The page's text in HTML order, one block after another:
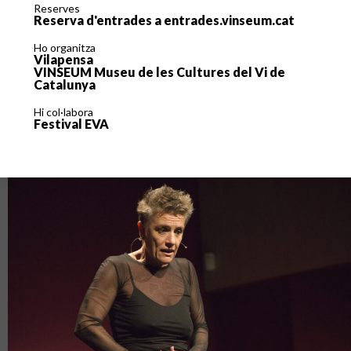
Reserves
Reserva d'entrades a entrades.vinseum.cat
Ho organitza
Vilapensa
VINSEUM Museu de les Cultures del Vi de
Catalunya
Hi col·labora
Festival EVA